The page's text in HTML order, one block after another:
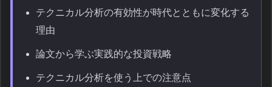
テクニカル分析の有効性が時代とともに変化する
理由
論文から学ぶ実践的な投資戦略
テクニカル分析を使う上での注意点